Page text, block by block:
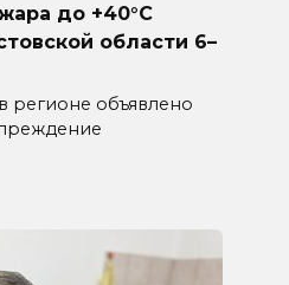
до +40°C
области 6–
объявлено